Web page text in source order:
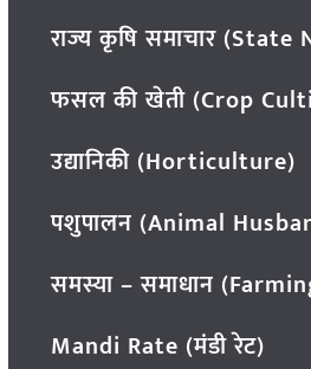
राज्य कृषि समाचार (State
फसल की खेती (Crop
उद्यानिकी (Horticulture)
पशुपालन (Animal
समस्या – समाधान
Mandi Rate (मंडी रेट)